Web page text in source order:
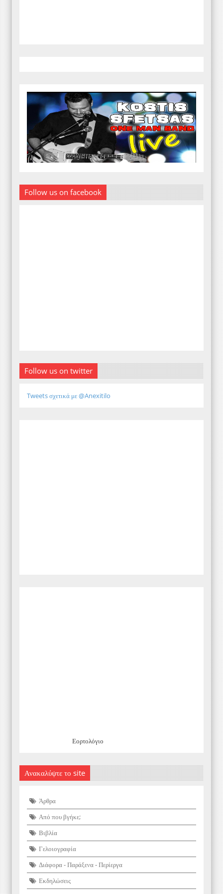
Follow us on facebook
Follow us on twitter
Tweets σχετικά με @Anexitilo
Εορτολόγιο
Ανακαλύψτε το site
Άρθρα
Από που βγήκε;
Βιβλία
Γελοιογραφία
Διάφορα - Παράξενα - Περίεργα
Εκδηλώσεις